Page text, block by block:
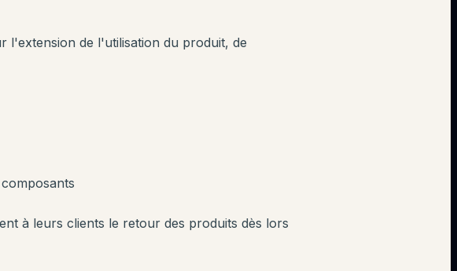
l'extension de l'utilisation du produit, de
à leurs clients le retour des produits dès lors